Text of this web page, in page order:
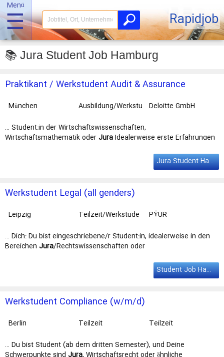
Menü
☰ Rapidjob
📚 Jura Student Job Hamburg
Praktikant / Werkstudent Audit & Assurance
München
Ausbildung/Werkstu
Deloitte GmbH
… Student:in der Wirtschaftswissenschaften,
Wirtschaftsmathematik oder JuraIdealerweise erste Erfahrungen
Bereichsübergreifendes Networking im DeloitteStudentNetwork
mit exklusiven Vorträgen und regelmäßigem Austausch beim …
(Main),
Hamburg , München und Stuttgart. Dein Impact: Als
Praktikant / Werkstudent …
Jura Student Hamburg
Werkstudent Legal (all genders)
Leipzig
Teilzeit/Werkstude
PŸUR
… Dich: Du bist eingeschriebene/r Student:in, idealerweise in den
Bereichen Jura/Rechtswissenschaften oder
im Einsatzgebiet Leipzig eine:n engagierte:n WerkStudent Legal
(all genders) Befristet (10-20 h/Woche) und in Teilzeit. Wir bieten
Unterföhring,
Hamburg
, Ratingen und Chemnitz. Suchst Du einen
innovativen Arbeitgeber in einem …
Student Job Hamburg
Werkstudent Compliance (w/m/d)
Berlin Teilzeit
Teilzeit
… Du bist Student (ab dem dritten Semester), und Deine